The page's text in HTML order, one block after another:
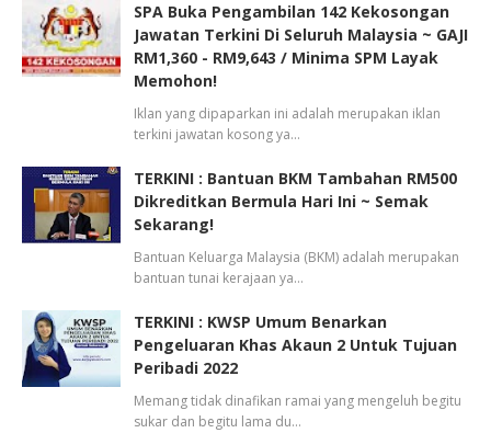
SPA Buka Pengambilan 142 Kekosongan
Jawatan Terkini Di Seluruh Malaysia ~ GAJI
RM1,360 - RM9,643 / Minima SPM Layak
Memohon!
Iklan yang dipaparkan ini adalah merupakan iklan
terkini jawatan kosong ya…
TERKINI : Bantuan BKM Tambahan RM500
Dikreditkan Bermula Hari Ini ~ Semak
Sekarang!
Bantuan Keluarga Malaysia (BKM) adalah merupakan
bantuan tunai kerajaan ya…
TERKINI : KWSP Umum Benarkan
Pengeluaran Khas Akaun 2 Untuk Tujuan
Peribadi 2022
Memang tidak dinafikan ramai yang mengeluh begitu
sukar dan begitu lama du…